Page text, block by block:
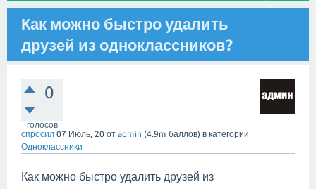
Как можно быстро удалить
друзей из одноклассников?
0
голосов
спросил 07 Июль, 20 от admin (4.9m баллов) в категории
Одноклассники
Как можно быстро удалить друзей из